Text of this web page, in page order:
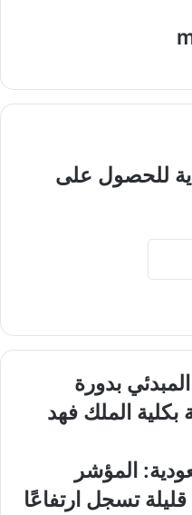
للحصول على
بدورة
بكلية الملك فهد
المؤشر
تسجل ارتفاعًا